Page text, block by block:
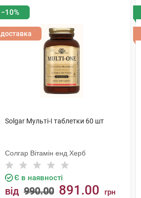
−10%
доставка
Solgar Мульті-I таблетки 60 шт
Солгар Вітамін енд Херб
Є в наявності
від 990.00 891.00 грн